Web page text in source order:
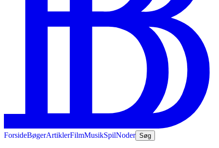
ForsideBøgerArtiklerFilmMusikSpilNoder Søg